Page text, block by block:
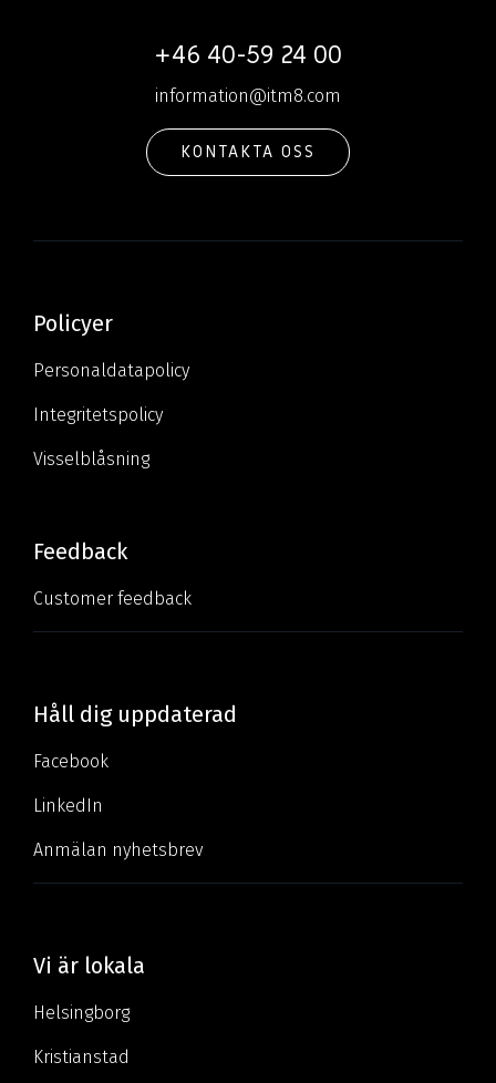
+46 40-59 24 00
information@itm8.com
KONTAKTA OSS
Policyer
Personaldatapolicy
Integritetspolicy
Visselblåsning
Feedback
Customer feedback
Håll dig uppdaterad
Facebook
LinkedIn
Anmälan nyhetsbrev
Vi är lokala
Helsingborg
Kristianstad